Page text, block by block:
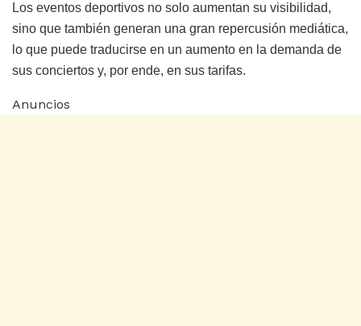
Los eventos deportivos no solo aumentan su visibilidad,
sino que también generan una gran repercusión mediática,
lo que puede traducirse en un aumento en la demanda de
sus conciertos y, por ende, en sus tarifas.
Anuncios